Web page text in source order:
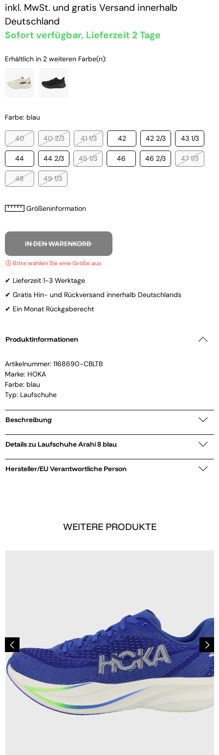
inkl. MwSt. und gratis Versand innerhalb
Deutschland
Sofort verfügbar, Lieferzeit 2 Tage
Erhältlich in 2 weiteren Farbe(n):
Farbe: blau
40 40 2/3 41 1/3 42 42 2/3 43 1/3
44 44 2/3 45 1/3 46 46 2/3 47 1/3
48 49 1/3
Größeninformation
IN DEN WARENKORB
✔ Lieferzeit 1-3 Werktage
✔ Gratis Hin- und Rückversand innerhalb Deutschlands
✔ Ein Monat Rückgaberecht
Produktinformationen
Artikelnummer: 1168690-CBLTB
Marke: HOKA
Farbe: blau
Typ: Laufschuhe
Beschreibung
Details zu Laufschuhe Arahi 8 blau
Hersteller/EU Verantwortliche Person
WEITERE PRODUKTE